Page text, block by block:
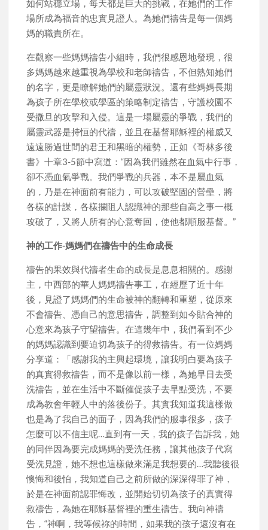
如何站穩立場，每天都是巨大的挑戰，在她們的工作
場所成為福音的忠實見證人。為她們禱告是每一個媽
媽的職責所在。
在觀察一些媽媽禱告小組時，我們很感恩地發現，很
多媽媽越來越重視為學校和老師禱告，不但熟知她們
的名字，更是瞭解她們的屬靈狀況。還有些媽媽長期
為孩子所在學校或學區的策略制定禱告，守護校園不
受撒旦的攻擊和入侵。這是一場屬靈的爭戰，我們的
屬靈武器是持恒的代禱，並且在基督耶穌裡的權威又
遠遠勝過世間的君王和黑暗的權勢，正如《哥林多後
書》十章3-5節中寫道：“因為我們雖然在血氣中行事，
卻不憑血氣爭戰。我們爭戰的兵器，本不是屬血氣
的，乃是在神面前有能力，可以攻破堅固的營壘，將
各樣的計謀，各樣攔阻人認識神的那些自高之事一概
攻破了，又將人所有的心意奪回，使他都順服基督。”
神的工作-媽媽們在禱告中的生命成長
禱告的果效與代禱者生命的成長是息息相關的。感謝
主，中西部的華人媽媽禱告事工，在經歷了近十年
後，見證了媽媽們的生命被神的翻轉和重塑，從原來
不會禱告、憑自己的意思禱告，調整到如今貼合神的
心意來為孩子守望禱告。在這幾年中，我們看到不少
的媽媽認識到要迫切為孩子的得救禱告。有一位媽媽
分享道：「感謝我的主興起環境，讓我明白要為孩子
的真實得救禱告，而不是像以前一樣，為她早日去受
洗禱告，並在生活中不斷催促孩子去早點受洗，不要
成為教會年輕人中的落後份子。其實我知道我這樣做
也是為了我自己的面子，因為我們的服事很多，孩子
怎麼可以不信主呢…直到有一天，我的孩子告訴我，她
的同伴因為要完成媽媽的受洗任務，讓其他孩子代寫
受洗見證，她不想也這樣做來滿足我想要的…我聽後很
懊悔和後怕，我知道自己之前所做的深深得罪了神，
於是在神面前認罪悔改，並開始切切為孩子的真實得
救禱告，為她在耶穌基督裡的重生禱告。我向神禱
告，“神啊，我等候祢的時間，如果我的孩子還沒有在